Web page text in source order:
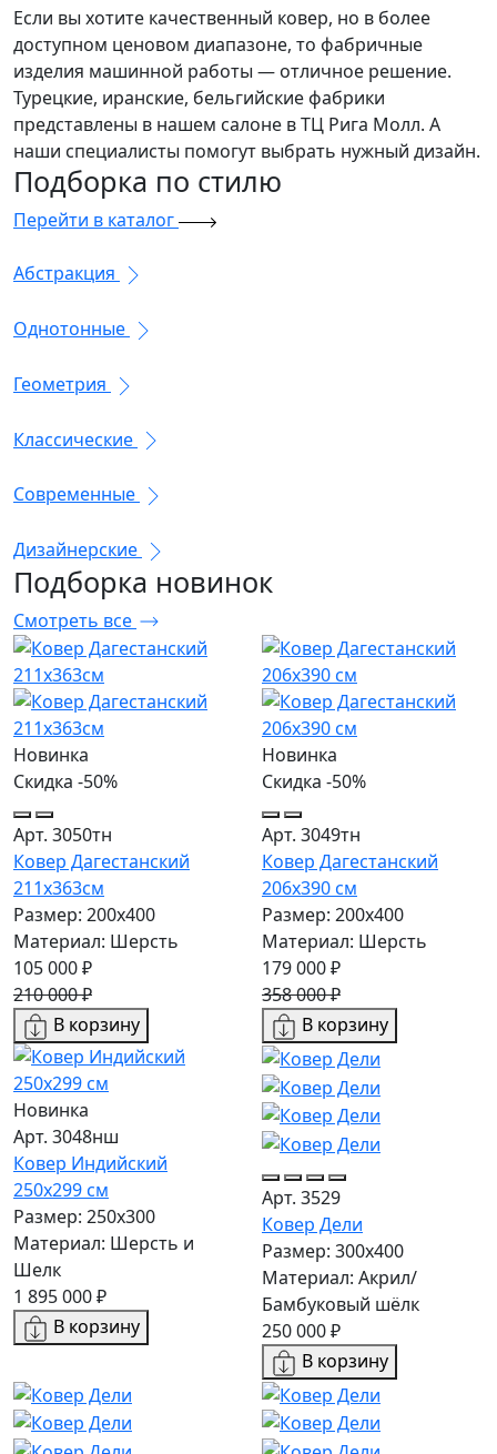
Если вы хотите качественный ковер, но в более
доступном ценовом диапазоне, то фабричные
изделия машинной работы — отличное решение.
Турецкие, иранские, бельгийские фабрики
представлены в нашем салоне в ТЦ Рига Молл. А
наши специалисты помогут выбрать нужный дизайн.
Подборка по стилю
Перейти в каталог
Абстракция
Однотонные
Геометрия
Классические
Современные
Дизайнерские
Подборка новинок
Смотреть все
Новинка
Скидка -50%
Арт. 3050тн
Ковер Дагестанский
211x363см
Размер: 200х400
Материал: Шерсть
105 000 ₽
210 000 ₽
В корзину
Новинка
Скидка -50%
Арт. 3049тн
Ковер Дагестанский
206x390 см
Размер: 200х400
Материал: Шерсть
179 000 ₽
358 000 ₽
В корзину
Новинка
Арт. 3048нш
Ковер Индийский
250x299 см
Размер: 250x300
Материал: Шерсть и
Шелк
1 895 000 ₽
В корзину
Арт. 3529
Ковер Дели
Размер: 300х400
Материал: Акрил/
Бамбуковый шёлк
250 000 ₽
В корзину